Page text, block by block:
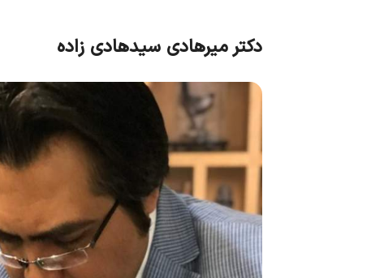
دکتر میرهادی سید‌هادی زاده